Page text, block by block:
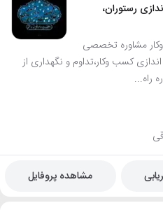
رستوران،
مشاوره تخصصی
کسب وکار،تداوم و نگهداری از
راه...
مشاهده پروفایل